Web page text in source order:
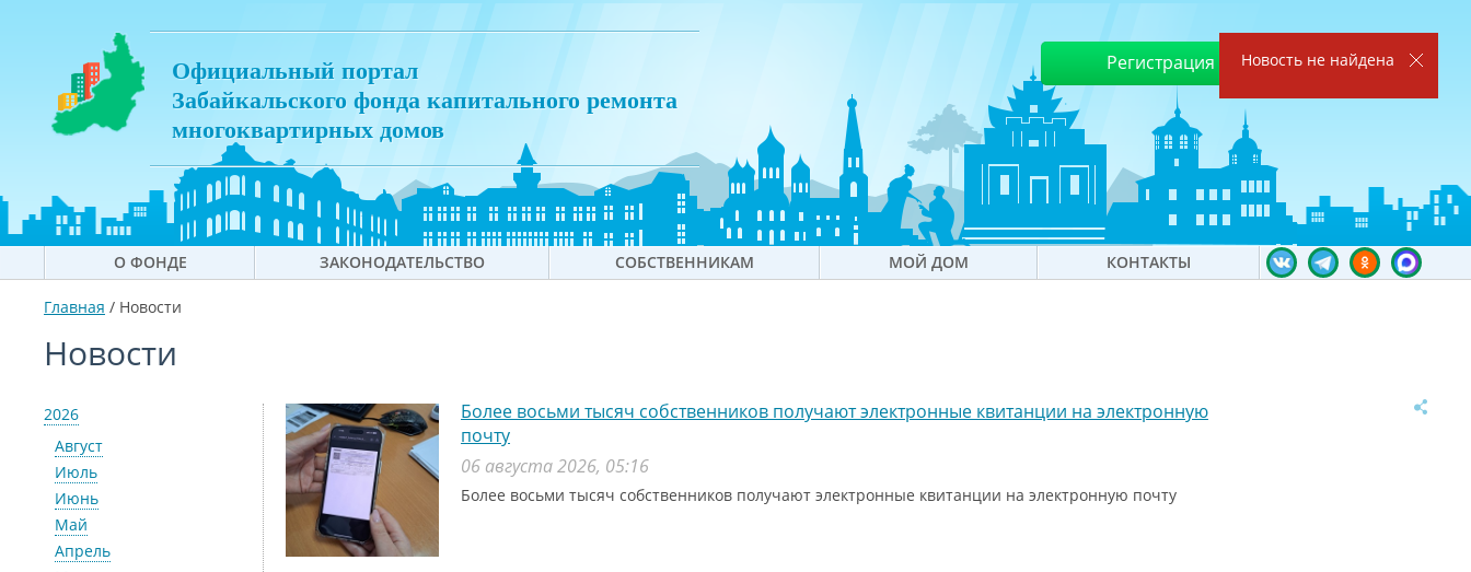
Официальный портал
Забайкальского фонда капитального ремонта
многоквартирных домов
Регистрация Войти
О ФОНДЕ ЗАКОНОДАТЕЛЬСТВО СОБСТВЕННИКАМ МОЙ ДОМ КОНТАКТЫ
Новость не найдена
Главная / Новости
Новости
2026
Август
Июль
Июнь
Май
Апрель
Более восьми тысяч собственников получают электронные квитанции на электронную
почту
06 августа 2026, 05:16
Более восьми тысяч собственников получают электронные квитанции на электронную почту